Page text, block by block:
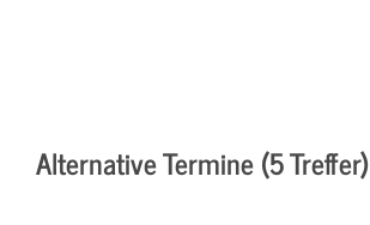
Alternative Termine (5 Treffer)